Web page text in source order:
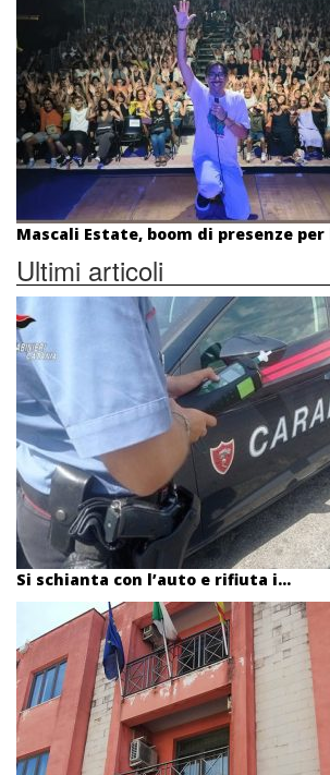
Mascali Estate, boom di presenze per
Ultimi articoli
Si schianta con l’auto e rifiuta i...